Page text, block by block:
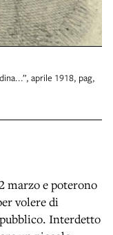
aprile 1918, pag,
marzo e poterono
volere di
Interdetto